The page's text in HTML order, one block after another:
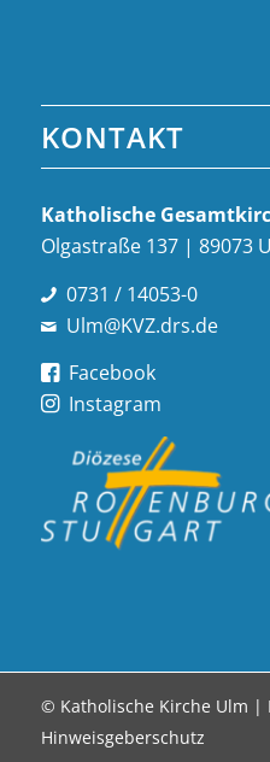
KONTAKT
Katholische
Olgastraße 137 | 89073
0731 / 14053-0
Ulm@KVZ.drs.de
Facebook
Instagram
© Katholische Kirche Ulm |
Hinweisgeberschutz